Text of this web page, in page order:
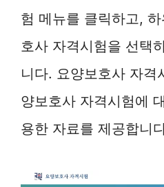
험 메뉴를 클릭하고,
호사 자격시험을 선택
니다. 요양보호사 자격
양보호사 자격시험에
용한 자료를 제공합니